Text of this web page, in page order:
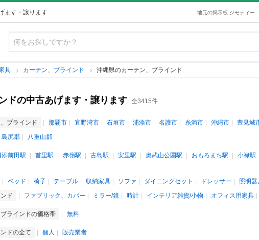
ます・譲ります 地元の掲示板 ジモティー
具 カーテン、ブラインド 沖縄県のカーテン、ブラインド
ドの中古あげます・譲ります 全3415件
ブラインド 那覇市 宜野湾市 石垣市 浦添市 名護市 糸満市 沖縄市 豊見城
島尻郡 八重山郡
添前田駅 首里駅 赤嶺駅 古島駅 安里駅 奥武山公園駅 おもろまち駅 小禄駅
ベッド 椅子 テーブル 収納家具 ソファ ダイニングセット ドレッサー 照明器
ド
ファブリック、カバー ミラー/鏡 時計 インテリア雑貨/小物 オフィス用家具
ラインドの価格帯 無料
ドの全て 個人 販売業者